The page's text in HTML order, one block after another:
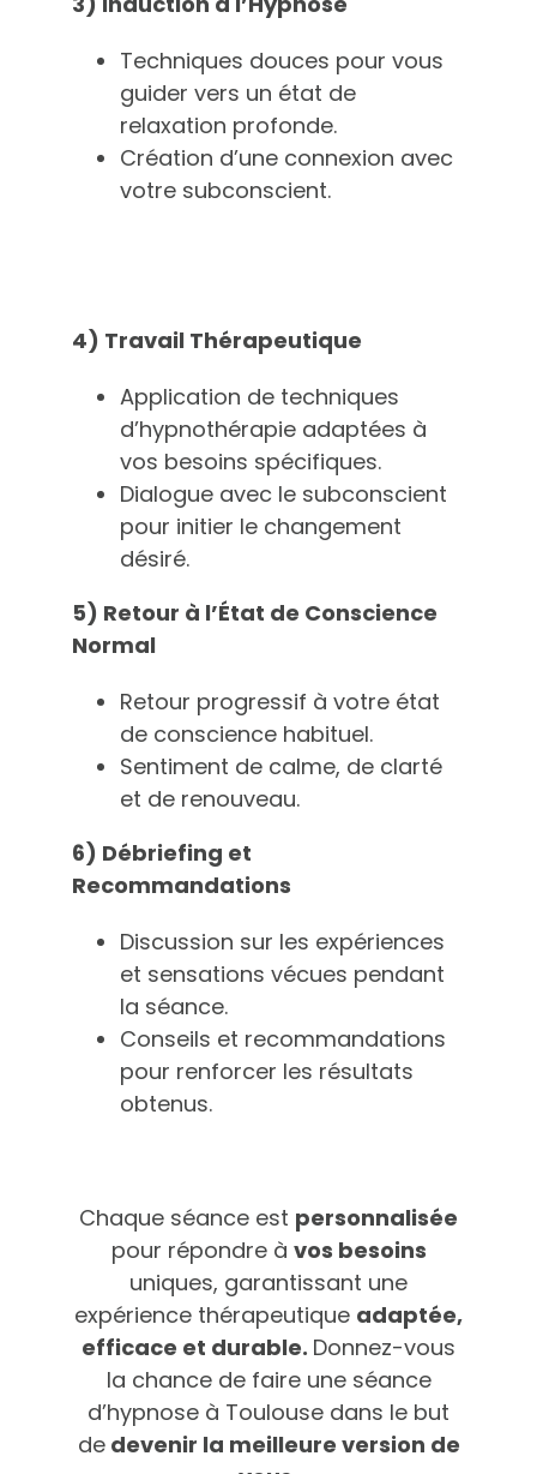
Techniques douces pour vous
guider vers un état de
relaxation profonde.
Création d’une connexion avec
votre subconscient.
4) Travail Thérapeutique
Application de techniques
d’hypnothérapie adaptées à
vos besoins spécifiques.
Dialogue avec le subconscient
pour initier le changement
désiré.
5) Retour à l’État de Conscience
Normal
Retour progressif à votre état
de conscience habituel.
Sentiment de calme, de clarté
et de renouveau.
6) Débriefing et
Recommandations
Discussion sur les expériences
et sensations vécues pendant
la séance.
Conseils et recommandations
pour renforcer les résultats
obtenus.
Chaque séance est personnalisée
pour répondre à vos besoins
uniques, garantissant une
expérience thérapeutique adaptée,
efficace et durable. Donnez-vous
la chance de faire une séance
d’hypnose à Toulouse dans le but
dedevenir la meilleure version de